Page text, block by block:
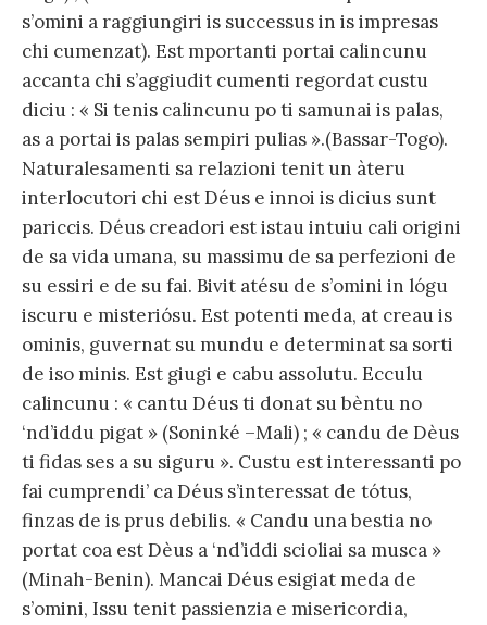
s’omini a raggiungiri is successus in is impresas
chi cumenzat). Est mportanti portai calincunu
accanta chi s’aggiudit cumenti regordat custu
diciu : « Si tenis calincunu po ti samunai is palas,
as a portai is palas sempiri pulias ».(Bassar-Togo).
Naturalesamenti sa relazioni tenit un àteru
interlocutori chi est Déus e innoi is dicius sunt
pariccis. Déus creadori est istau intuiu cali origini
de sa vida umana, su massimu de sa perfezioni de
su essiri e de su fai. Bivit atésu de s’omini in lógu
iscuru e misteriósu. Est potenti meda, at creau is
ominis, guvernat su mundu e determinat sa sorti
de iso minis. Est giugi e cabu assolutu. Ecculu
calincunu : « cantu Déus ti donat su bèntu no
‘nd’iddu pigat » (Soninké –Mali) ; « candu de Dèus
ti fidas ses a su siguru ». Custu est interessanti po
fai cumprendi’ ca Déus s’interessat de tótus,
finzas de is prus debilis. « Candu una bestia no
portat coa est Dèus a ‘nd’iddi scioliai sa musca »
(Minah-Benin). Mancai Déus esigiat meda de
s’omini, Issu tenit passienzia e misericordia,